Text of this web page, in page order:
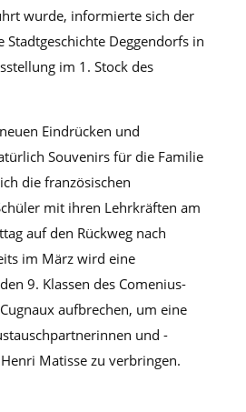
wurde, informierte sich der
Stadtgeschichte Deggendorfs in
im 1. Stock des
Eindrücken und
Souvenirs für die Familie
die französischen
mit ihren Lehrkräften am
auf den Rückweg nach
im März wird eine
9. Klassen des Comenius-
aufbrechen, um eine
und -
Matisse zu verbringen.